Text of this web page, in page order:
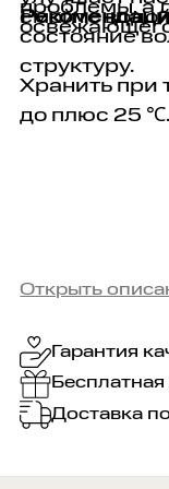
проблемы, а
состояние
структуру.
смойте
Хранить при
до плюс 25 ℃.
Открыть
Гарантия
Доставка